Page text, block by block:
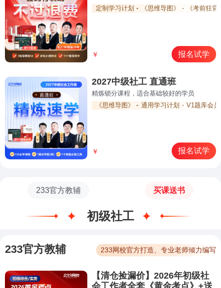
定制学习计划
《思维导图》 《考前狂
￥ 报名试学
2027中级社工 直通班
精炼锁分课程，适合基础较好的学员
《思维导图》
通用学习计划 V1题库会员
￥ 报名试学
233官方教辅 买课送书
初级社工
233官方教辅 233网校官方打造、专业老师倾力编写
【清仓捡漏价】2026年初级社
会工作者全套《黄金考点》+送